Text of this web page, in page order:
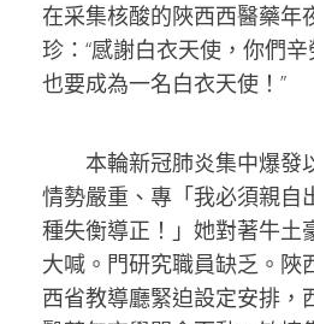
在采集核酸的陜西西醫藥年
珍：“感謝白衣天使，你們
也要成為一名白衣天使！”
本輪新冠肺炎集中爆發
情勢嚴重、專「我必須親自
種失衡導正！」她對著牛土
大喊。門研究職員缺乏。陜
西省教導廳緊迫設定安排，